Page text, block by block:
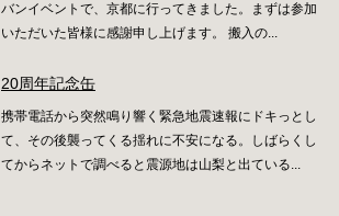
バンイベントで、京都に行ってきました。まずは参加
いただいた皆様に感謝申し上げます。 搬入の...
20周年記念缶
携帯電話から突然鳴り響く緊急地震速報にドキっとし
て、その後襲ってくる揺れに不安になる。しばらくし
てからネットで調べると震源地は山梨と出ている...